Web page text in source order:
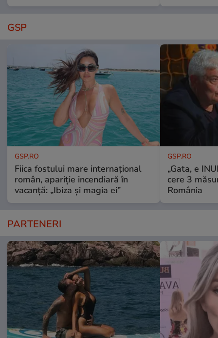
GSP
GSP.RO
Fiica fostului mare internațional
român, apariție incendiară în
vacanță: „Ibiza și magia ei”
GSP.RO
„Gata, e
cere 3
România
PARTENERI